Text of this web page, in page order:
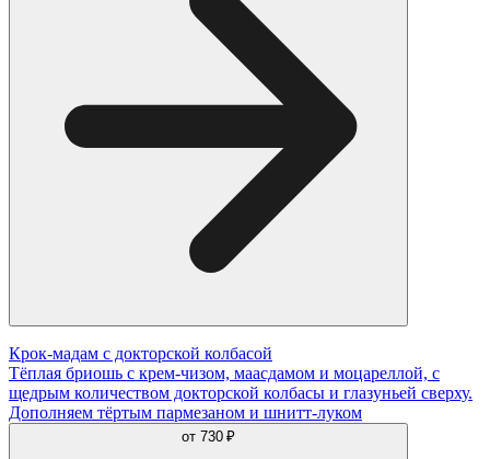
Крок-мадам с докторской колбасой
Тёплая бриошь с крем-чизом, маасдамом и моцареллой, с
щедрым количеством докторской колбасы и глазуньей сверху.
Дополняем тёртым пармезаном и шнитт-луком
от 730 ₽